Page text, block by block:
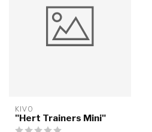
KIVO
"Hert Trainers Mini"